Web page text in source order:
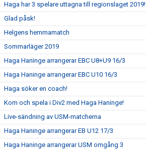
Haga har 3 spelare uttagna till regionslaget 2019!
Glad påsk!
Helgens hemmamatch
Sommarläger 2019
Haga Haninge arrangerar EBC U8+U9 16/3
Haga Haninge arrangerar EBC U10 16/3
Haga söker en coach!
Kom och spela i Div2 med Haga Haninge!
Live-sändning av USM-matcherna
Haga Haninge arrangerar EB U12 17/3
Haga Haninge arrangerar USM omgång 3